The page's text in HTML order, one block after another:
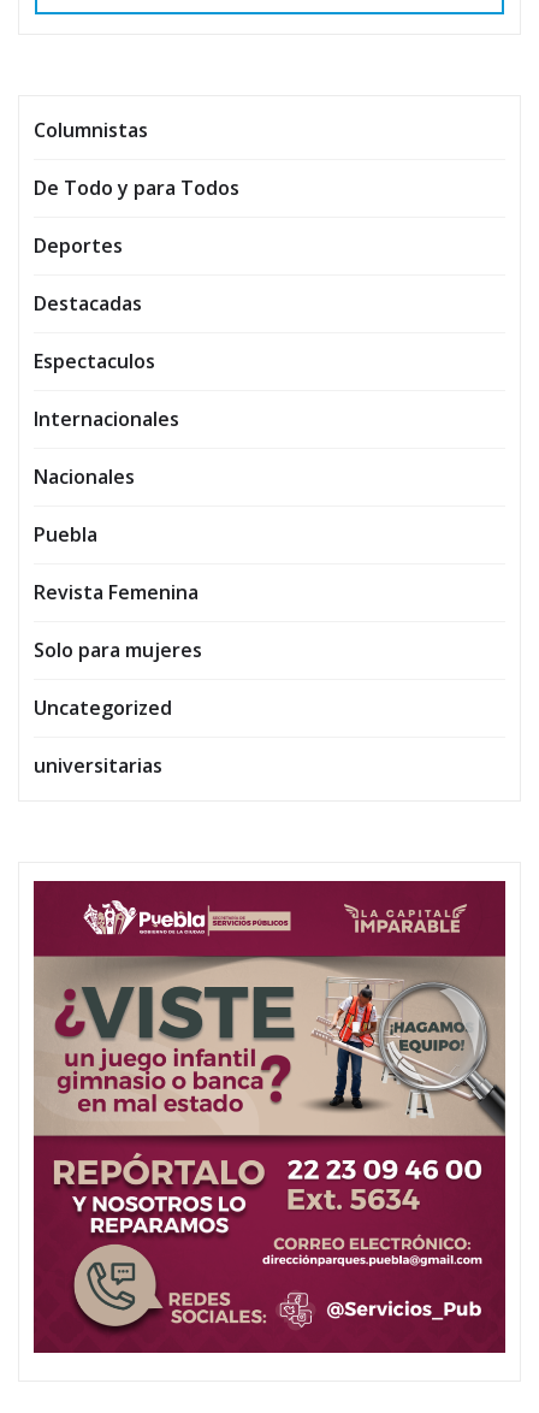
Columnistas
De Todo y para Todos
Deportes
Destacadas
Espectaculos
Internacionales
Nacionales
Puebla
Revista Femenina
Solo para mujeres
Uncategorized
universitarias